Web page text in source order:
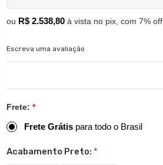
ou R$ 2.538,80 à vista no pix, com 7% off
Escreva uma avaliação
Frete: *
Frete Grátis para todo o Brasil
Acabamento Preto: *